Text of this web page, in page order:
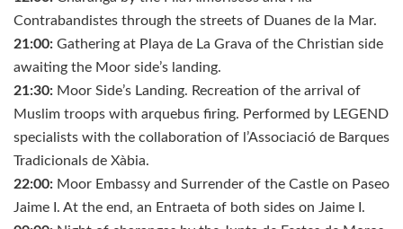
Contrabandistes through the streets of Duanes de la Mar.
21:00: Gathering at Playa de La Grava of the Christian side
awaiting the Moor side’s landing.
21:30: Moor Side’s Landing. Recreation of the arrival of
Muslim troops with arquebus firing. Performed by LEGEND
specialists with the collaboration of l’Associació de Barques
Tradicionals de Xàbia.
22:00: Moor Embassy and Surrender of the Castle on Paseo
Jaime I. At the end, an Entraeta of both sides on Jaime I.